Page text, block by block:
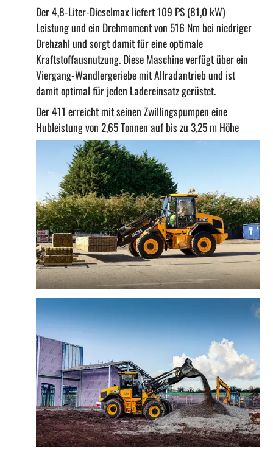
Der 4,8-Liter-Dieselmax liefert 109 PS (81,0 kW)
Leistung und ein Drehmoment von 516 Nm bei niedriger
Drehzahl und sorgt damit für eine optimale
Kraftstoffausnutzung. Diese Maschine verfügt über ein
Viergang-Wandlergeriebe mit Allradantrieb und ist
damit optimal für jeden Ladereinsatz gerüstet.
Der 411 erreicht mit seinen Zwillingspumpen eine
Hubleistung von 2,65 Tonnen auf bis zu 3,25 m Höhe